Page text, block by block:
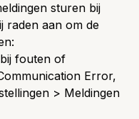
sturen bij
raden aan om de
fouten of
Error,
> Meldingen